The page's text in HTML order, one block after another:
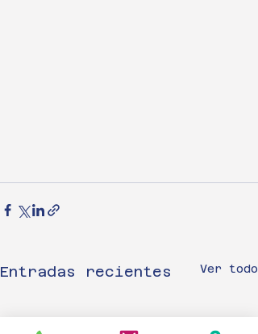
Entradas recientes Ver todo